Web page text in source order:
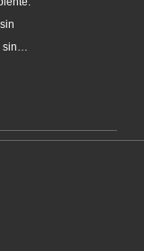
sin